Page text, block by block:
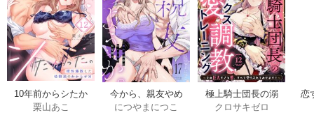
10年前からシたか
った。～理性爆散
栗山あこ
今から、親友やめ
ようか。～腐れ縁
につやまにつこ
極上騎士団長の溺
愛調教～その巨大
クロサキゼロ
恋